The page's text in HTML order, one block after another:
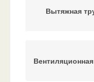
Вытяжная